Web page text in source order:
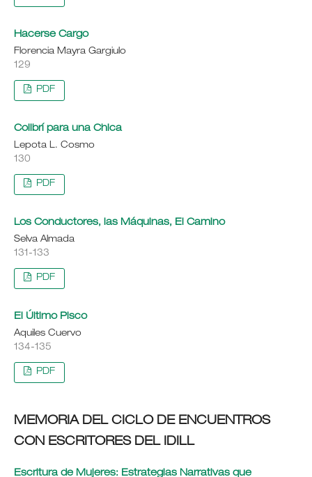
Hacerse Cargo
Florencia Mayra Gargiulo
129
PDF
Colibrí para una Chica
Lepota L. Cosmo
130
PDF
Los Conductores, las Máquinas, El Camino
Selva Almada
131-133
PDF
El Último Pisco
Aquiles Cuervo
134-135
PDF
MEMORIA DEL CICLO DE ENCUENTROS
CON ESCRITORES DEL IDILL
Escritura de Mujeres: Estrategias Narrativas que